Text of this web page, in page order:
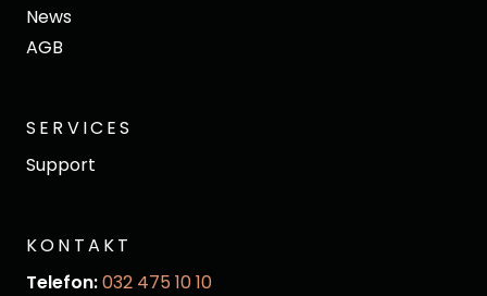
News
AGB
SERVICES
Support
KONTAKT
Telefon:032 475 10 10